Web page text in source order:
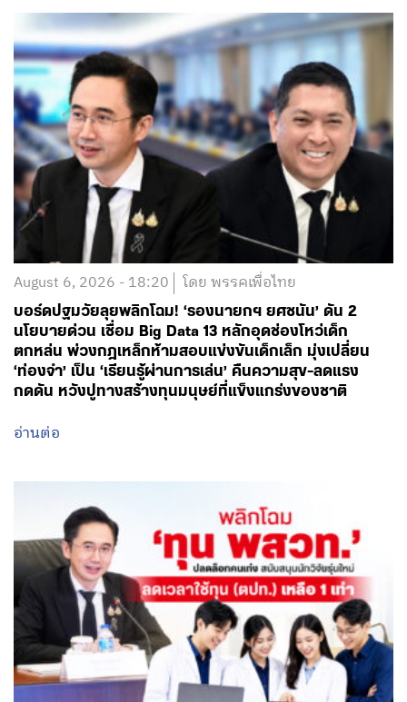
August 6, 2026 - 18:20 โดย พรรคเพื่อไทย
บอร์ดปฐมวัยลุยพลิกโฉม! ‘รองนายกฯ ยศชนัน’ ดัน 2
นโยบายด่วน เชื่อม Big Data 13 หลักอุดช่องโหว่เด็ก
ตกหล่น พ่วงกฎเหล็กห้ามสอบแข่งขันเด็กเล็ก มุ่งเปลี่ยน
‘ท่องจำ’ เป็น ‘เรียนรู้ผ่านการเล่น’ คืนความสุข-ลดแรง
กดดัน หวังปูทางสร้างทุนมนุษย์ที่แข็งแกร่งของชาติ
อ่านต่อ